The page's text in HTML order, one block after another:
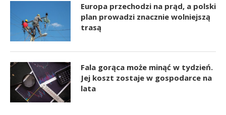
Europa przechodzi na prąd, a polski
plan prowadzi znacznie wolniejszą
trasą
Fala gorąca może minąć w tydzień.
Jej koszt zostaje w gospodarce na
lata